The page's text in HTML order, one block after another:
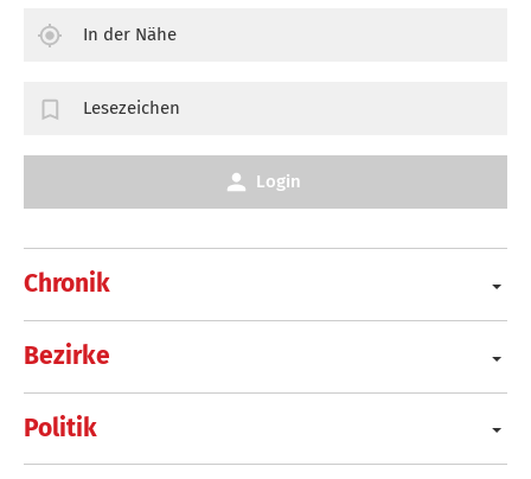
Chronik
Bezirke
Politik
In der Nähe
Lesezeichen
Login